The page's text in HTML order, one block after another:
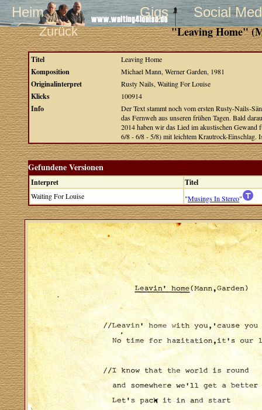
Heim Gigs Social
Zurück "Leaving Home"
Titel Leaving Home
Komposition Michael Mann, Werner Garden, 1981
Originalinterpret Rusty Nails, Waiting For Louise
Klicks 100914
Info
Der Text stammt noch vom ersten Rusty-Nails-
das Fernweh aus unseren frühen Tagen. Bald
2014 haben wir das Lied im akustischen
6/8 - 6/8 - 5/8) mit leichtem Krautrock-Einschlag.
Gefundene Versionen
Interpret Titel
Waiting For Louise "Musings In Stereo"